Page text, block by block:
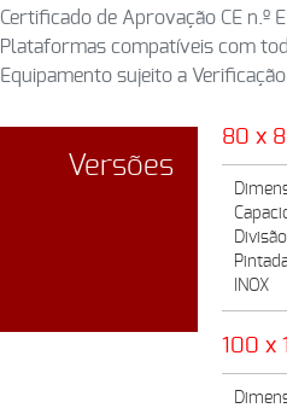
Certificado de Aprovação CE n.º
Plataformas compatíveis com
Equipamento sujeito a Verificação
Versões
80 x
INOX
100 x